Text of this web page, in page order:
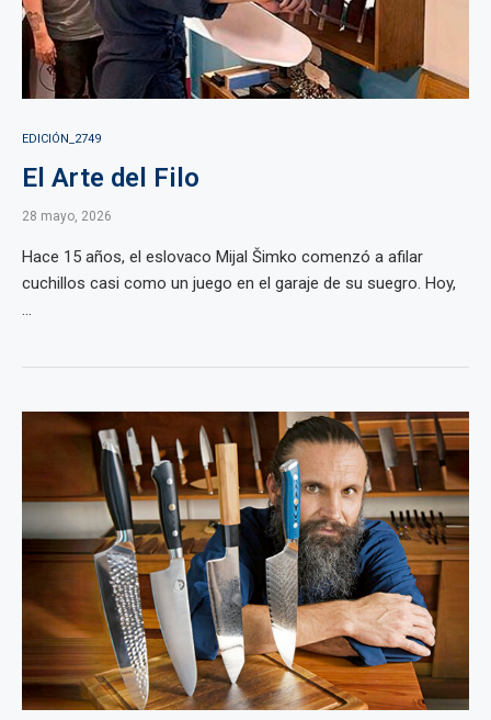
EDICIÓN_2749
El Arte del Filo
28 mayo, 2026
Hace 15 años, el eslovaco Mijal Šimko comenzó a afilar
cuchillos casi como un juego en el garaje de su suegro. Hoy,
...